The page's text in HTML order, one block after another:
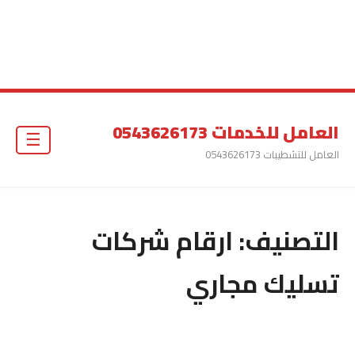
العامل للخدمات 0543626173
العامل للتشطيبات 0543626173
التصنيف:ارقام شركات
تسليك مجاري